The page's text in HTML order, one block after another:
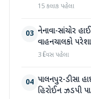
15 કલાક પહેલા
03 નેનાવા-સાંચોર
વાહનચાલકો
3 દિવસ પહેલા
04 પાલનપુર-ડીસા
હિરોઈન ઝડપી